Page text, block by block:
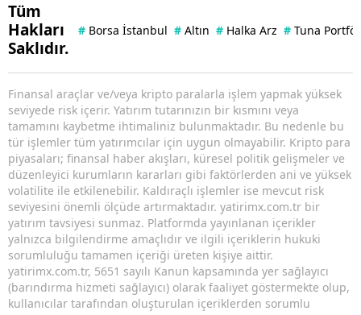
Tüm
Hakları
Saklıdır.
# Borsa İstanbul # Altın # Halka Arz # Tuna
Finansal araçlar ve/veya kripto paralarla işlem yapmak yüksek
seviyede risk içerir. Yatırım tutarınızın bir kısmını veya
tamamını kaybetme ihtimaliniz bulunmaktadır. Bu nedenle bu
tür işlemler tüm yatırımcılar için uygun olmayabilir. Kripto para
piyasaları; finansal haber akışları, küresel politik gelişmeler ve
düzenleyici kurumların kararları gibi faktörlerden ani ve yüksek
volatilite ile etkilenebilir. Kaldıraçlı işlemler ise mevcut risk
seviyesini önemli ölçüde artırmaktadır. yatirimx.com.tr bir
yatırım tavsiyesi sunmaz. Platformda yayınlanan içerikler
yalnızca bilgilendirme amaçlıdır ve ilgili içeriklerin hukuki
sorumluluğu tamamen içeriği üreten kişiye aittir.
yatirimx.com.tr, 5651 sayılı Kanun kapsamında yer sağlayıcı
(barındırma hizmeti sağlayıcı) olarak faaliyet göstermekte olup,
kullanıcılar tarafından oluşturulan içeriklerden sorumlu